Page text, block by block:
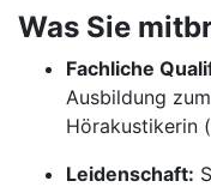
Was Sie
Fachliche
Ausbildung
Hörakustikerin
Leidenschaft: